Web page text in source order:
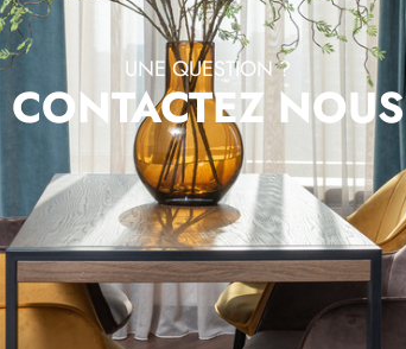
UNE QUESTION ?
CONTACTEZ NOUS